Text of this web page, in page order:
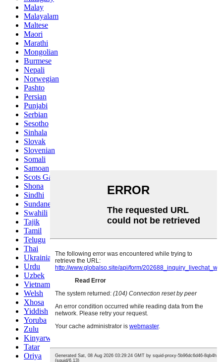
Malay
Malayalam
Maltese
Maori
Marathi
Mongolian
Burmese
Nepali
Norwegian
Pashto
Persian
Punjabi
Serbian
Sesotho
Sinhala
Slovak
Slovenian
Somali
Samoan
Scots Gaelic
Shona
Sindhi
Sundanese
Swahili
Tajik
Tamil
Telugu
Thai
Ukrainian
Urdu
Uzbek
Vietnamese
Welsh
Xhosa
Yiddish
Yoruba
Zulu
Kinyarwanda
Tatar
Oriya